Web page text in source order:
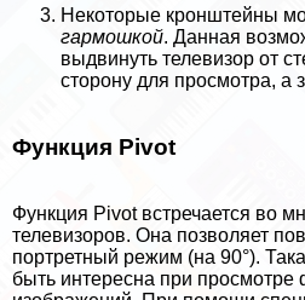
Некоторые кронштейны
гармошкой. Данная
выдвинуть телевизор от
сторону для просмотра, а
Функция Pivot
Функция Pivot встречается во
телевизоров. Она позволяет
портретный режим (на 90°).
быть интересна при просмотре